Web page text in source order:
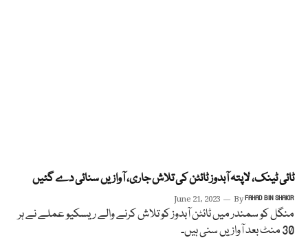
ٹائی ٹینک، لاپتہ آبدوز ٹائٹن کی تلاش جاری، آوازیں سنائی دے گئیں
June 21, 2023 ByFAHAD BIN SHAKIR
منگل کو سمندر میں ٹائٹن آبدوز کو تلاش کرنے والے ریسکیو عملے نے ہر
30 منٹ بعد آوازیں سنی ہیں۔